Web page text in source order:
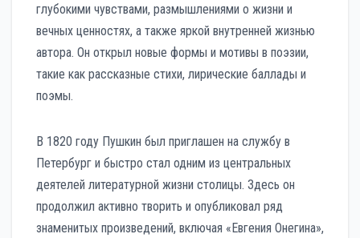
глубокими чувствами, размышлениями о жизни и
вечных ценностях, а также яркой внутренней жизнью
автора. Он открыл новые формы и мотивы в поэзии,
такие как рассказные стихи, лирические баллады и
поэмы.
В 1820 году Пушкин был приглашен на службу в
Петербург и быстро стал одним из центральных
деятелей литературной жизни столицы. Здесь он
продолжил активно творить и опубликовал ряд
знаменитых произведений, включая «Евгения Онегина»,